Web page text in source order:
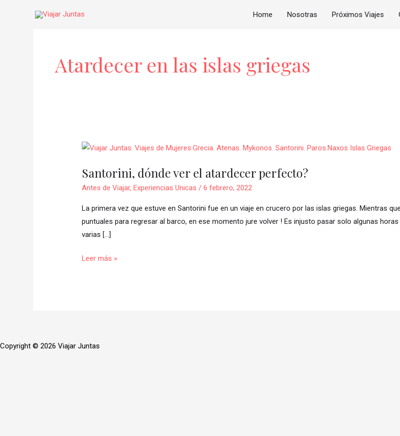
Home Nosotras Próximos Viajes
Atardecer en las islas griegas
Santorini, dónde ver el atardecer perfecto?
Antes de Viajar, Experiencias Unicas / 6 febrero, 2022
La primera vez que estuve en Santorini fue en un viaje en crucero por las islas griegas. Mientras
puntuales para regresar al barco, en ese momento jure volver ! Es injusto pasar solo algunas
varias […]
Santorini,
ver
el
perfecto?
Leer más »
Copyright © 2026 Viajar Juntas